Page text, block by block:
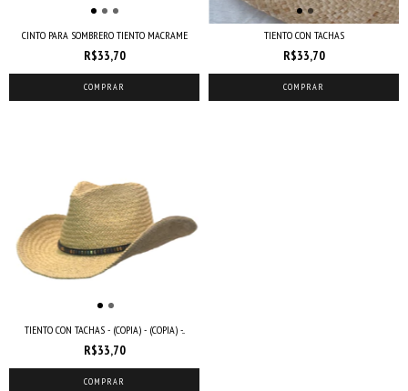
CINTO PARA SOMBRERO TIENTO MACRAME
R$33,70
COMPRAR
TIENTO CON TACHAS
R$33,70
COMPRAR
TIENTO CON TACHAS - (COPIA) - (COPIA) -...
R$33,70
COMPRAR